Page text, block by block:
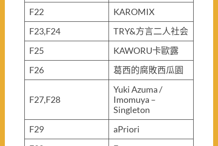
F22
KAROMIX
F23,F24
TRY&方言二人社会
F25
KAWORU卡歐露
F26
葛西的腐敗西瓜園
F27,F28
Yuki Azuma /
Imomuya –
Singleton
F29
aPriori